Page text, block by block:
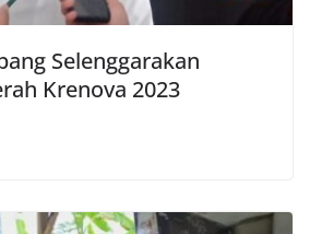
Selenggarakan
Krenova 2023